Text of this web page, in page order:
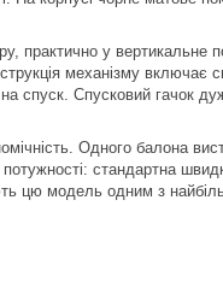
практично у вертикальне
механізму
Спусковий гачок
Одного балона
стандартна
цю модель одним з